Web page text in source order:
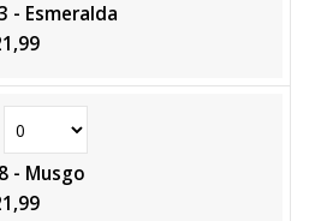
- Esmeralda
- Musgo